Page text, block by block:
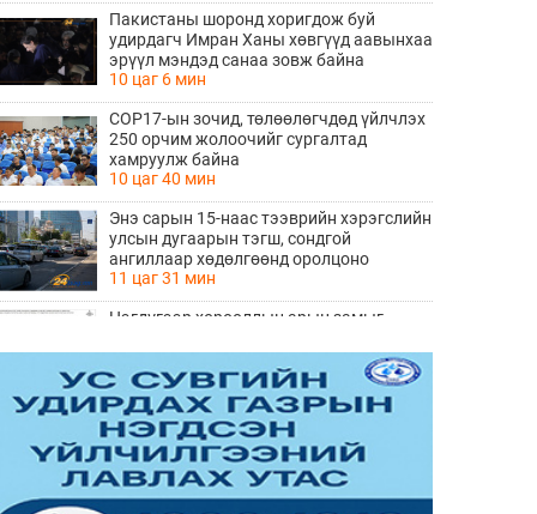
Пакистаны шоронд хоригдож буй
удирдагч Имран Ханы хөвгүүд аавынхаа
эрүүл мэндэд санаа зовж байна
10 цаг 6 мин
COP17-ын зочид, төлөөлөгчдөд үйлчлэх
250 орчим жолоочийг сургалтад
хамруулж байна
10 цаг 40 мин
Энэ сарын 15-наас тээврийн хэрэгслийн
улсын дугаарын тэгш, сондгой
ангиллаар хөдөлгөөнд оролцоно
11 цаг 31 мин
Нэгдүгээр хорооллын арын замыг
хааж, борооны ус зайлуулах шугамын
хөндлөн сэтэлгээ хийнэ
11 цаг 33 мин
“Туул усан цогцолбор” төслийн
нэгдүгээр шатны ТЭЗҮ-ийг
боловсруулах ажил 90 хувийн
гүйцэтгэлтэй байна
11 цаг 35 мин